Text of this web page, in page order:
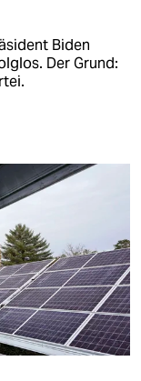
Biden
Der Grund: